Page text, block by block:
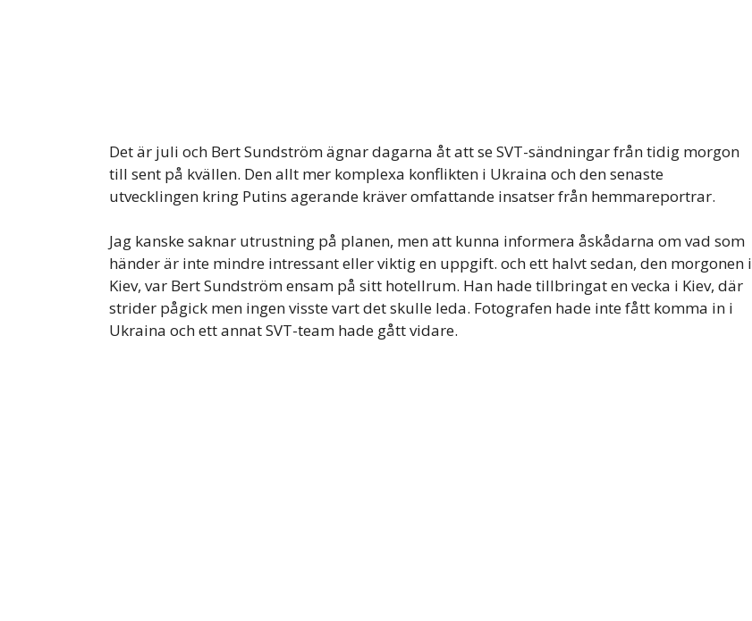
Det är juli och Bert Sundström ägnar dagarna åt att se SVT-sändningar från tidig morgon
till sent på kvällen. Den allt mer komplexa konflikten i Ukraina och den senaste
utvecklingen kring Putins agerande kräver omfattande insatser från hemmareportrar.
Jag kanske saknar utrustning på planen, men att kunna informera åskådarna om vad som
händer är inte mindre intressant eller viktig en uppgift. och ett halvt sedan, den morgonen i
Kiev, var Bert Sundström ensam på sitt hotellrum. Han hade tillbringat en vecka i Kiev, där
strider pågick men ingen visste vart det skulle leda. Fotografen hade inte fått komma in i
Ukraina och ett annat SVT-team hade gått vidare.